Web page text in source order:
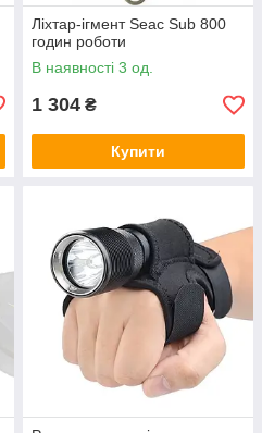
Ліхтар-ігмент Seac Sub 800
годин роботи
В наявності 3 од.
1 304 ₴
Купити